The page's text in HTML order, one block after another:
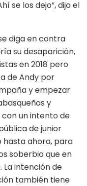
se los dejo”, dijo el
diga en contra
su desaparición,
en 2018 pero
de Andy por
y empezar
y
un intento de
de junior
ahora, para
soberbio que en
intención de
también tiene